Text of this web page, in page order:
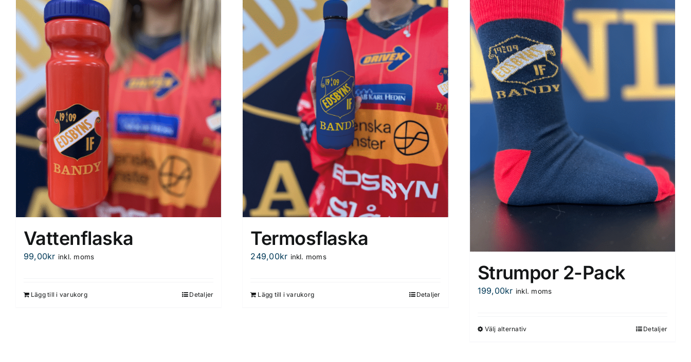
Vattenflaska
99,00kr inkl. moms
Lägg till i varukorg Detaljer
Termosflaska
249,00kr inkl. moms
Lägg till i varukorg Detaljer
Strumpor 2-Pack
199,00kr inkl. moms
Välj alternativDen
Detaljer